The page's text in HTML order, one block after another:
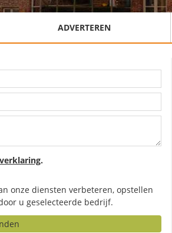
ADVERTEREN
.
onze diensten verbeteren, opstellen
u geselecteerde bedrijf.